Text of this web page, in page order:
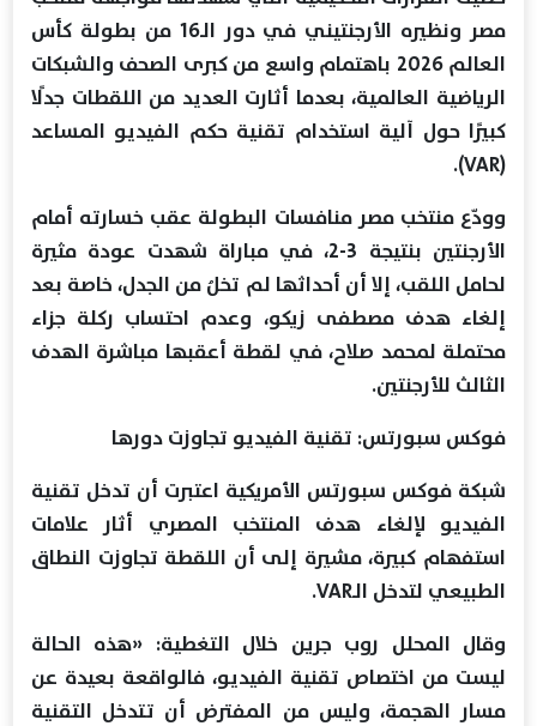
مصر ونظيره الأرجنتيني في دور الـ16 من بطولة كأس
العالم 2026 باهتمام واسع من كبرى الصحف والشبكات
الرياضية العالمية، بعدما أثارت العديد من اللقطات جدلًا
كبيرًا حول آلية استخدام تقنية حكم الفيديو المساعد
(VAR).
وودّع منتخب مصر منافسات البطولة عقب خسارته أمام
الأرجنتين بنتيجة 3-2، في مباراة شهدت عودة مثيرة
لحامل اللقب، إلا أن أحداثها لم تخلُ من الجدل، خاصة بعد
إلغاء هدف مصطفى زيكو، وعدم احتساب ركلة جزاء
محتملة لمحمد صلاح، في لقطة أعقبها مباشرة الهدف
الثالث للأرجنتين.
فوكس سبورتس: تقنية الفيديو تجاوزت دورها
شبكة فوكس سبورتس الأمريكية اعتبرت أن تدخل تقنية
الفيديو لإلغاء هدف المنتخب المصري أثار علامات
استفهام كبيرة، مشيرة إلى أن اللقطة تجاوزت النطاق
الطبيعي لتدخل الـVAR.
وقال المحلل روب جرين خلال التغطية: «هذه الحالة
ليست من اختصاص تقنية الفيديو، فالواقعة بعيدة عن
مسار الهجمة، وليس من المفترض أن تتدخل التقنية